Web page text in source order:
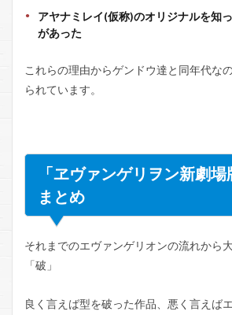
アヤナミレイ(仮称)のオリジナルを知
があった
これらの理由からゲンドウ達と同年代な
られています。
「ヱヴァンゲリヲン新劇
まとめ
それまでのエヴァンゲリオンの流れから
「破」
良く言えば型を破った作品、悪く言えば